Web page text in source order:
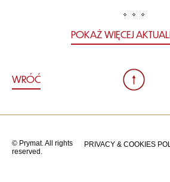
POKAŻ WIĘCEJ
WRÓĆ
© Prymat. All rights
reserved.
PRIVACY & COOKIES